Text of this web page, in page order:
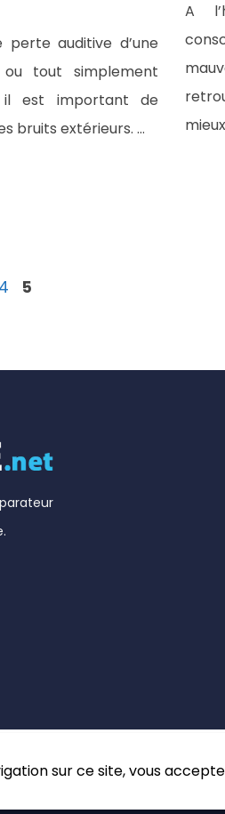
sur ce site, vous
auditive d’une
tout simplement
il est important de
bruits extérieurs. …
A
Page
4 Page
5